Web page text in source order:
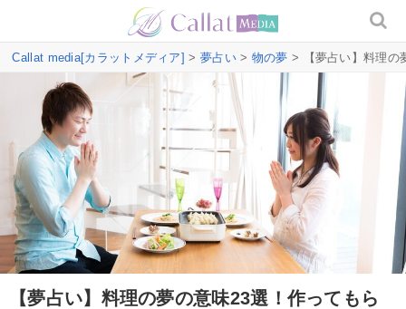
Callat media[カラットメディア] > 夢占い> 物の夢 > 【夢占い】料理の
【夢占い】料理の夢の意味23選！作ってもら